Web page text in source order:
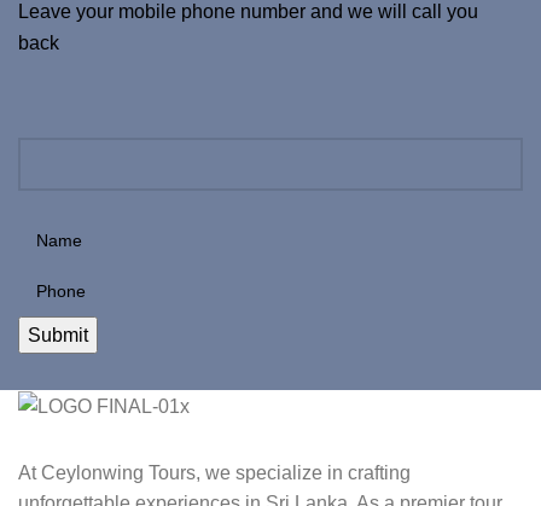
Leave your mobile phone number and we will call you
back
At Ceylonwing Tours, we specialize in crafting